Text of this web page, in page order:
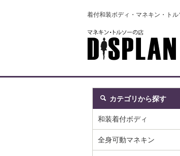
着付和装ボディ・マネキン・ト
カテゴリから探す
和装着付ボディ
全身可動マネキン